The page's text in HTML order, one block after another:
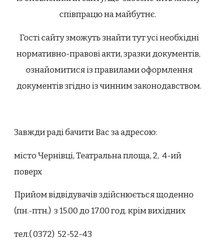
співпрацю на майбутнє.
Гості сайту зможуть знайти тут усі необхідні
нормативно-правові акти, зразки документів,
ознайомитися із правилами оформлення
документів згідно із чинним законодавством.
Завжди раді бачити Вас за адресою:
місто Чернівці, Театральна площа, 2, 4-ий
поверх
Прийом відвідувачів здійснюється щоденно
(пн.-птн.) з 15.00 до 17.00 год. крім вихідних
тел.( 0372) 52-52-43